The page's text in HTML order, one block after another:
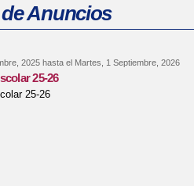
Anuncios
2025hasta el Martes, 1 Septiembre, 2026
25-26
25-26